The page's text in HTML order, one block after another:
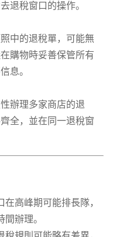
退稅窗口的操作。
中的退稅單，可能無
購物時妥善保管所有
息。
辦理多家商店的退
全，並在同一退稅窗
在高峰期可能排長隊，
辦理。